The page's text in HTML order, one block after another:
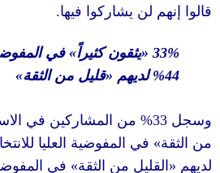
لن يشاركوا فيها.
يثقون كثيراً»في المفوضية العليا
«قليل من الثقة»
من المشاركين في الاستطلاع أن
في المفوضية العليا للانتخابات،
من الثقة» في المفوضية، وسجل